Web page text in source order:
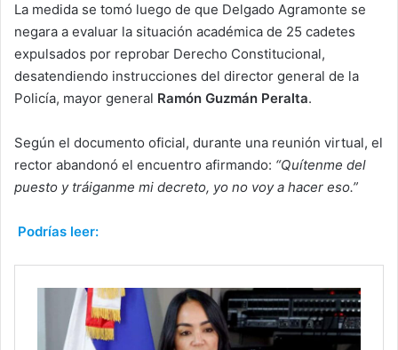
La medida se tomó luego de que Delgado Agramonte se
negara a evaluar la situación académica de 25 cadetes
expulsados por reprobar Derecho Constitucional,
desatendiendo instrucciones del director general de la
Policía, mayor general Ramón Guzmán Peralta.
Según el documento oficial, durante una reunión virtual, el
rector abandonó el encuentro afirmando: “Quítenme del
puesto y tráiganme mi decreto, yo no voy a hacer eso.”
Podrías leer: